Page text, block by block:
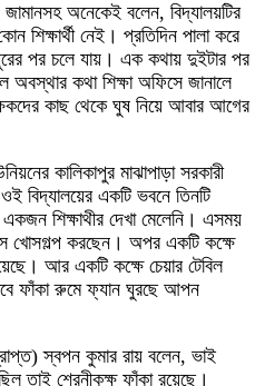
জামানসহ অনেকেই বলেন, বিদ্যালয়টির
শিক্ষার্থী নেই। প্রতিদিন পালা করে
পর চলে যায়। এক কথায় দুইটার পর
অবস্থার কথা শিক্ষা অফিসে জানালে
কাছ থেকে ঘুষ নিয়ে আবার আগের
কালিকাপুর মাঝাপাড়া সরকারী
বিদ্যালয়ের একটি ভবনে তিনটি
শিক্ষাথীর দেখা মেলেনি। এসময়
খোসগল্প করছেন। অপর একটি কক্ষে
আর একটি কক্ষে চেয়ার টেবিল
ফাঁকা রুমে ফ্যান ঘুরছে আপন
স্বপন কুমার রায় বলেন, ভাই
তাই শ্রেনীকক্ষ ফাঁকা রয়েছে।